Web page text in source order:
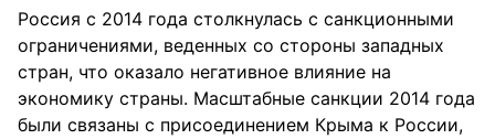
Россия с 2014 года столкнулась с санкционными
ограничениями, веденных со стороны западных
стран, что оказало негативное влияние на
экономику страны. Масштабные санкции 2014 года
были связаны с присоединением Крыма к России,